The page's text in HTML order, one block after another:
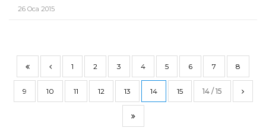
26 Oca 2015
1 2 3 4 5 6 7 8
9 10 11 12 13 14 15 14 / 15